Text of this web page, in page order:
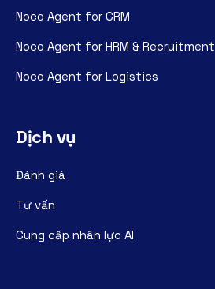
Noco Agent for CRM
Noco Agent for HRM & Recruitment
Noco Agent for Logistics
Dịch vụ
Đánh giá
Tư vấn
Cung cấp nhân lực AI